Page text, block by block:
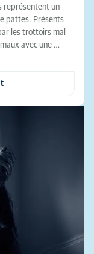
représentent un
pattes. Présents
les trottoirs mal
avec une …